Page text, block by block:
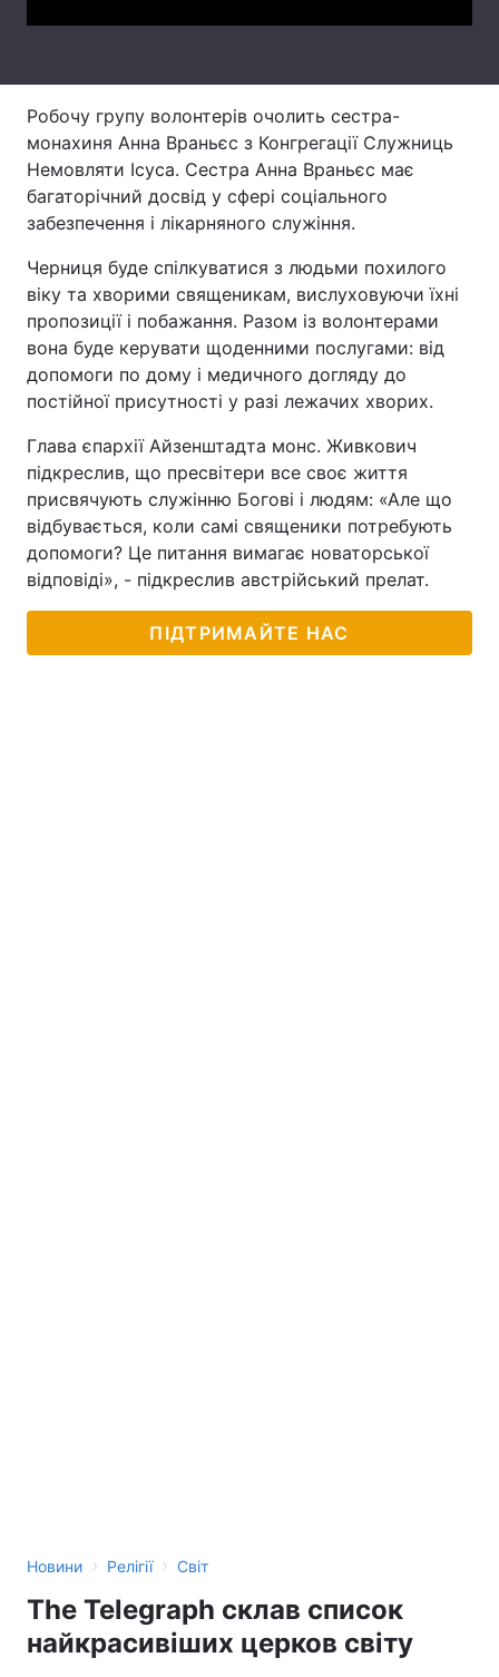
Тема оформлення
Робочу групу волонтерів очолить сестра-
монахиня Анна Враньєс з Конгрегації Служниць
Немовляти Ісуса. Сестра Анна Враньєс має
багаторічний досвід у сфері соціального
забезпечення і лікарняного служіння.
Черниця буде спілкуватися з людьми похилого
віку та хворими священикам, вислуховуючи їхні
пропозиції і побажання. Разом із волонтерами
вона буде керувати щоденними послугами: від
допомоги по дому і медичного догляду до
постійної присутності у разі лежачих хворих.
Глава єпархії Айзенштадта монс. Живкович
підкреслив, що пресвітери все своє життя
присвячують служінню Богові і людям: «Але що
відбувається, коли самі священики потребують
допомоги? Це питання вимагає новаторської
відповіді», - підкреслив австрійський прелат.
ПІДТРИМАЙТЕ НАС
Новини › Релігії › Світ
The Telegraph склав список
найкрасивіших церков світу